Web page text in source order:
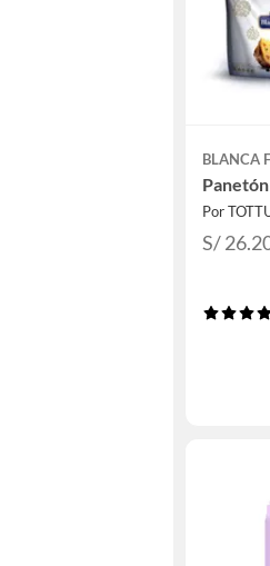
BLANCA
Por
S/